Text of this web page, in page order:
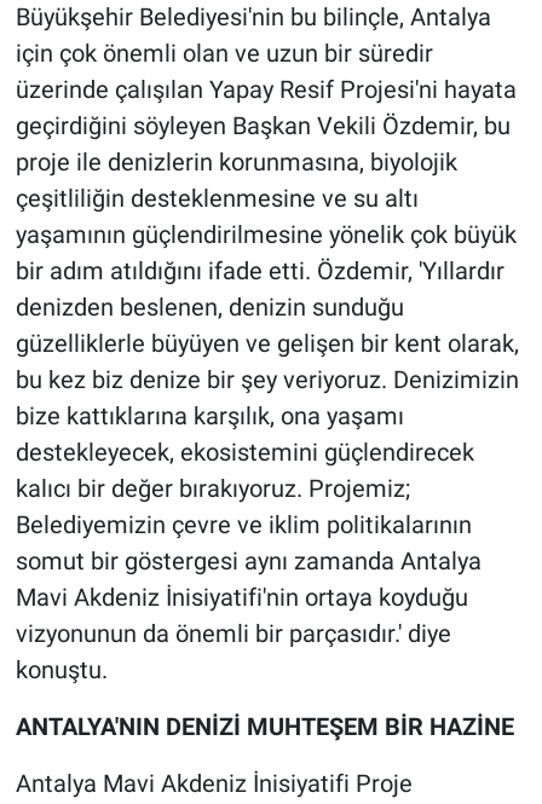
Büyükşehir Belediyesi'nin bu bilinçle, Antalya
için çok önemli olan ve uzun bir süredir
üzerinde çalışılan Yapay Resif Projesi'ni hayata
geçirdiğini söyleyen Başkan Vekili Özdemir, bu
proje ile denizlerin korunmasına, biyolojik
çeşitliliğin desteklenmesine ve su altı
yaşamının güçlendirilmesine yönelik çok büyük
bir adım atıldığını ifade etti. Özdemir, 'Yıllardır
denizden beslenen, denizin sunduğu
güzelliklerle büyüyen ve gelişen bir kent olarak,
bu kez biz denize bir şey veriyoruz. Denizimizin
bize kattıklarına karşılık, ona yaşamı
destekleyecek, ekosistemini güçlendirecek
kalıcı bir değer bırakıyoruz. Projemiz;
Belediyemizin çevre ve iklim politikalarının
somut bir göstergesi aynı zamanda Antalya
Mavi Akdeniz İnisiyatifi'nin ortaya koyduğu
vizyonunun da önemli bir parçasıdır.' diye
konuştu.
ANTALYA'NIN DENİZİ MUHTEŞEM BİR HAZİNE
Antalya Mavi Akdeniz İnisiyatifi Proje